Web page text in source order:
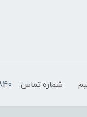
شماره تماس: